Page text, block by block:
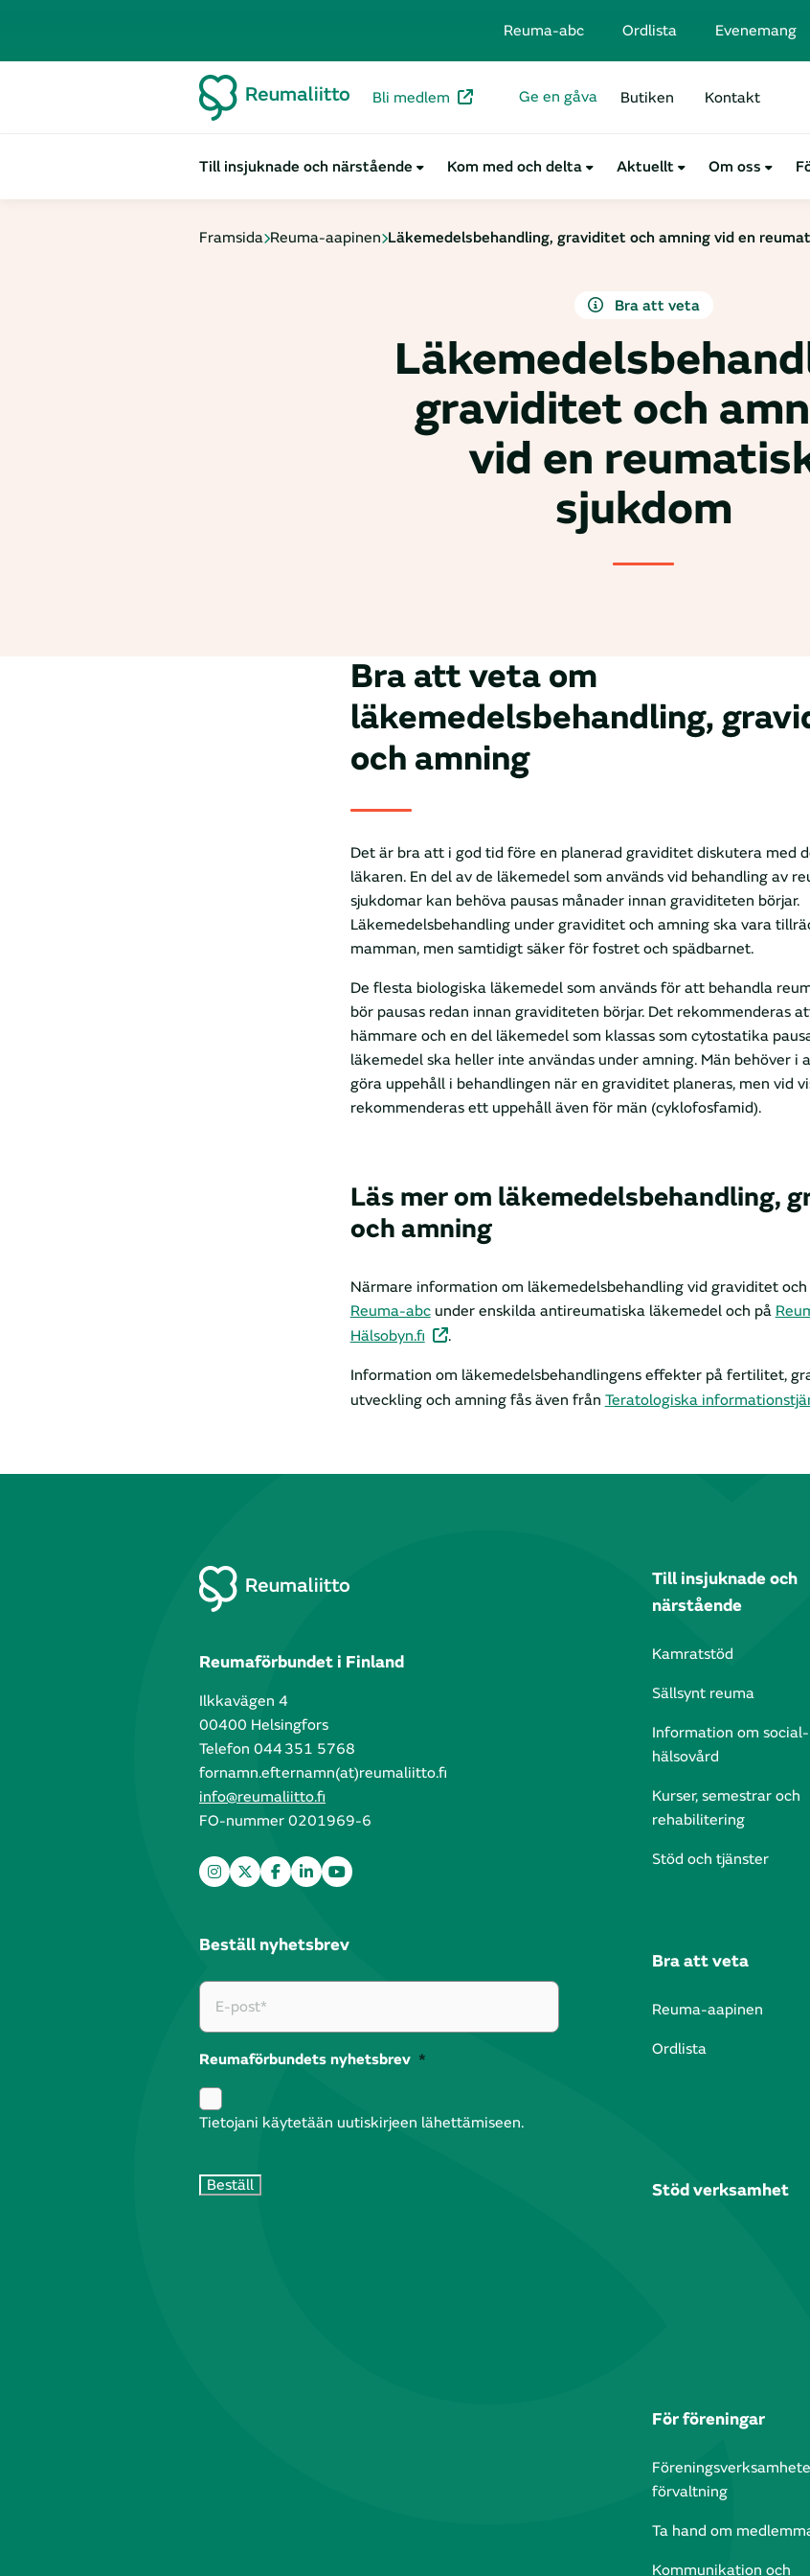
Reuma-abc Ordlista Evenemang
Bli medlem Ge en gåva Butiken Kontakt
Till insjuknade och närstående Kom med och delta Aktuellt Om oss
Framsida Reuma-aapinen Läkemedelsbehandling, graviditet och amning vid en
Bra att veta
graviditet och
vid en
sjukdom
Bra att veta om
läkemedelsbehandling,
och amning
Det är bra att i god tid före en planerad graviditet diskutera med
läkaren. En del av de läkemedel som används vid behandling av
sjukdomar kan behöva pausas månader innan graviditeten börjar.
Läkemedelsbehandling under graviditet och amning ska vara
mamman, men samtidigt säker för fostret och spädbarnet.
De flesta biologiska läkemedel som används för att behandla
bör pausas redan innan graviditeten börjar. Det rekommenderas
hämmare och en del läkemedel som klassas som cytostatika
läkemedel ska heller inte användas under amning. Män behöver i
göra uppehåll i behandlingen när en graviditet planeras, men vid
rekommenderas ett uppehåll även för män (cyklofosfamid).
Läs mer om läkemedelsbehandling,
och amning
Närmare information om läkemedelsbehandling vid graviditet och
Reuma-abcunder enskilda antireumatiska läkemedel och på
Hälsobyn.fi
.
Information om läkemedelsbehandlingens effekter på fertilitet,
utveckling och amning fås även från Teratologiska
Reumaförbundet i Finland
Ilkkavägen 4
00400 Helsingfors
Telefon 044 351 5768
fornamn.efternamn(at)reumaliitto.fi
info@reumaliitto.fi
FO-nummer 0201969-6
Beställ nyhetsbrev
Reumaförbundets nyhetsbrev *
Tietojani käytetään uutiskirjeen lähettämiseen.
Till insjuknade och
närstående
Kamratstöd
Sällsynt reuma
Information om
hälsovård
Kurser, semestrar och
rehabilitering
Stöd och tjänster
Bra att veta
Reuma-aapinen
Ordlista
Stöd verksamhet
För föreningar
förvaltning
Ta hand om
Kommunikation och